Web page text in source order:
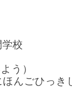
校
う）
ごひっき